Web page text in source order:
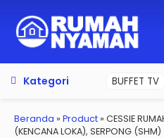
Kategori BUFFET TV
Beranda » Product» CESSIE
(KENCANA LOKA), SERPONG (SHM)